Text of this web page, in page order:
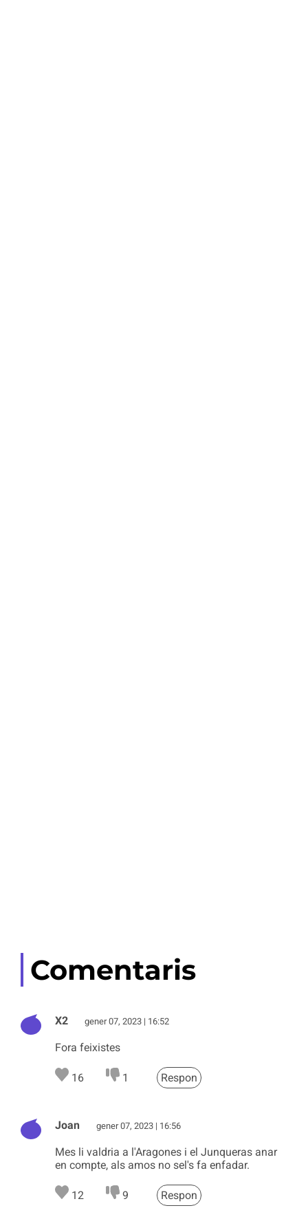
Comentaris
X2 gener 07, 2023 | 16:52
Fora feixistes
16 1 Respon
Joan gener 07, 2023 | 16:56
Mes li valdria a l'Aragones i el Junqueras anar
en compte, als amos no sel's fa enfadar.
12 9 Respon